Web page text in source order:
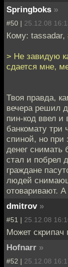
Springboks »
#50 | 25.12.08
Кому: tassadar,
> Не завидую
сдается мне,
Твоя правда,
вечера решил
пин-код ввел и
банкомату три
спиной, но при
денег снимать
стал и побрел
граждане
людей
отоваривают.
dmitrov »
#51 | 25.12.08
Может скрипач
Hofnarr »
#52 | 25.12.08